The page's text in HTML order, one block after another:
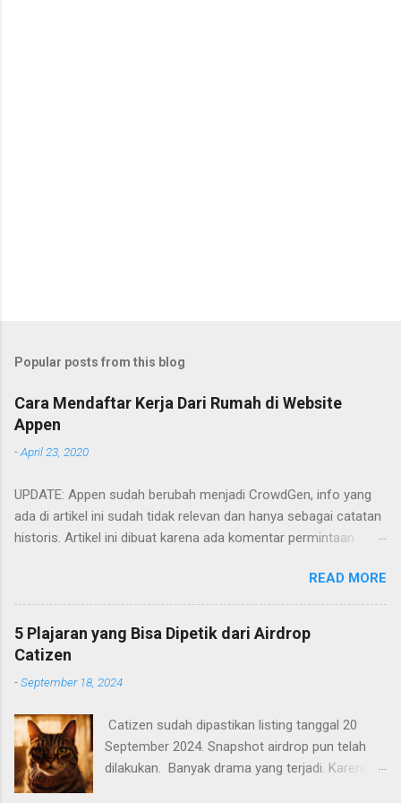
Popular posts from this blog
Cara Mendaftar Kerja Dari Rumah di Website
Appen
-April 23, 2020
UPDATE: Appen sudah berubah menjadi CrowdGen, info yang
ada di artikel ini sudah tidak relevan dan hanya sebagai catatan
historis. Artikel ini dibuat karena ada komentar permintaan
garis-garis besar saja apa saja yang perlu dilakukan. Cara
mendaftarnya cukup mudah. Yaitu tinggal mengakses
websitenya dan mengisi formulir yang ada. Berikut adalah poin-
poin yang perlu diperhatikan.
READ MORE
5 Plajaran yang Bisa Dipetik dari Airdrop
Catizen
-September 18, 2024
Catizen sudah dipastikan listing tanggal 20
September 2024. Snapshot airdrop pun telah
dilakukan. Banyak drama yang terjadi. Karena